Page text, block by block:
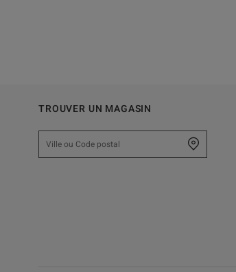
TROUVER UN MAGASIN